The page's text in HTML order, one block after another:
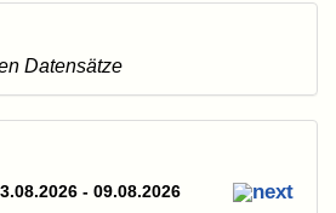
Datensätze
- 09.08.2026